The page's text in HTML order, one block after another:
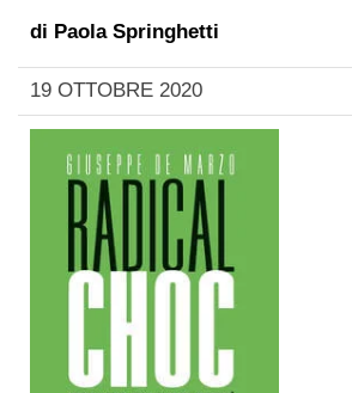
di Paola Springhetti
19 OTTOBRE 2020